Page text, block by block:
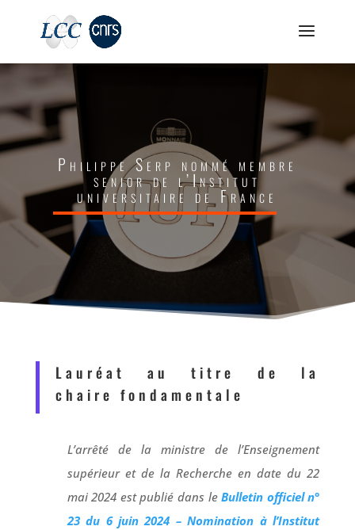
Philippe Serp nommé membre
senior de l’Institut
universitaire de France
Lauréat au titre de la
chaire fondamentale
L’arrêté de la ministre de l’Enseignement
supérieur et de la Recherche en date du 22
mai 2024 est publié dans leBulletin officiel n°
23 du 6 juin 2024 – Nomination à l’Institut